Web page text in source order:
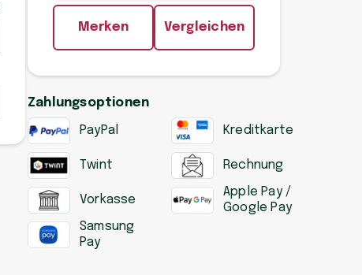
Merken Vergleichen
Zahlungsoptionen
PayPal Kreditkarte
Twint Rechnung
Vorkasse
Apple Pay /
Google Pay
Samsung
Pay